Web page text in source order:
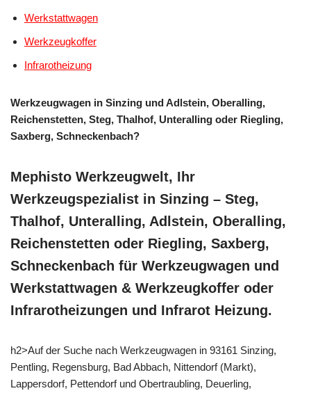
Werkstattwagen
Werkzeugkoffer
Infrarotheizung
Werkzeugwagen in Sinzing und Adlstein, Oberalling,
Reichenstetten, Steg, Thalhof, Unteralling oder Riegling,
Saxberg, Schneckenbach?
Mephisto Werkzeugwelt, Ihr
Werkzeugspezialist in Sinzing – Steg,
Thalhof, Unteralling, Adlstein, Oberalling,
Reichenstetten oder Riegling, Saxberg,
Schneckenbach für Werkzeugwagen und
Werkstattwagen & Werkzeugkoffer oder
Infrarotheizungen und Infrarot Heizung.
h2>Auf der Suche nach Werkzeugwagen in 93161 Sinzing,
Pentling, Regensburg, Bad Abbach, Nittendorf (Markt),
Lappersdorf, Pettendorf und Obertraubling, Deuerling,